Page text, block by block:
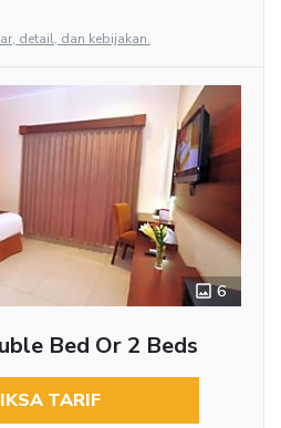
detail, dan kebijakan.
6
Bed Or 2 Beds
TARIF